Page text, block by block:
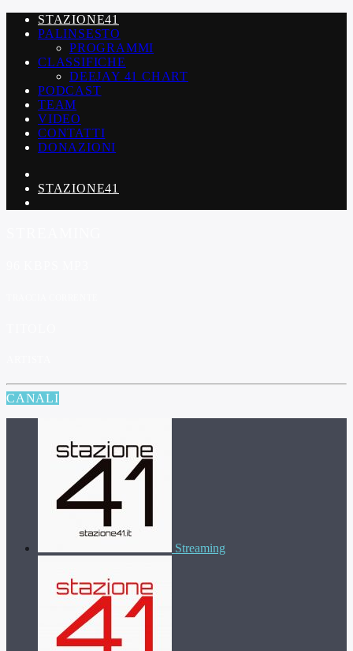
STAZIONE41
PALINSESTO
PROGRAMMI
CLASSIFICHE
DEEJAY 41 CHART
PODCAST
TEAM
VIDEO
CONTATTI
DONAZIONI
STAZIONE41
CANALI
Streaming